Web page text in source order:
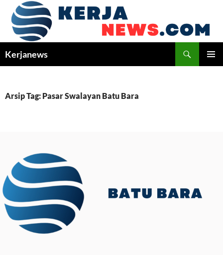
Langsung
Kerjanews
Arsip Tag: Pasar Swalayan Batu Bara